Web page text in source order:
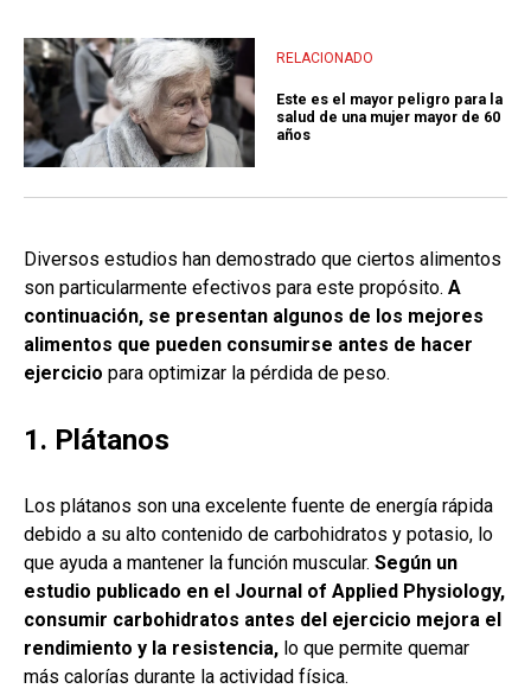
RELACIONADO
Este es el mayor peligro para la
salud de una mujer mayor de 60
años
Diversos estudios han demostrado que ciertos alimentos
son particularmente efectivos para este propósito. A
continuación, se presentan algunos de los mejores
alimentos que pueden consumirse antes de hacer
ejercicio para optimizar la pérdida de peso.
1. Plátanos
Los plátanos son una excelente fuente de energía rápida
debido a su alto contenido de carbohidratos y potasio, lo
que ayuda a mantener la función muscular. Según un
estudio publicado en el Journal of Applied Physiology,
consumir carbohidratos antes del ejercicio mejora el
rendimiento y la resistencia, lo que permite quemar
más calorías durante la actividad física.